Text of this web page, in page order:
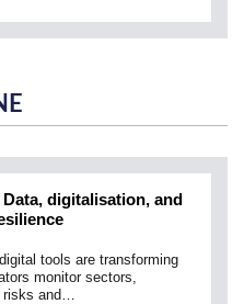
Data, digitalisation, and
tools are transforming
monitor sectors,
and…